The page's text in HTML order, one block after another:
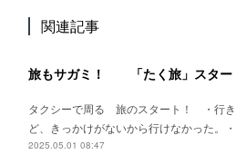
関連記事
旅もサガミ！ 「たく旅」スター
タクシーで周る 旅のスタート！ ・行
ど、きっかけがないから行けなかった。
2025.05.01 08:47